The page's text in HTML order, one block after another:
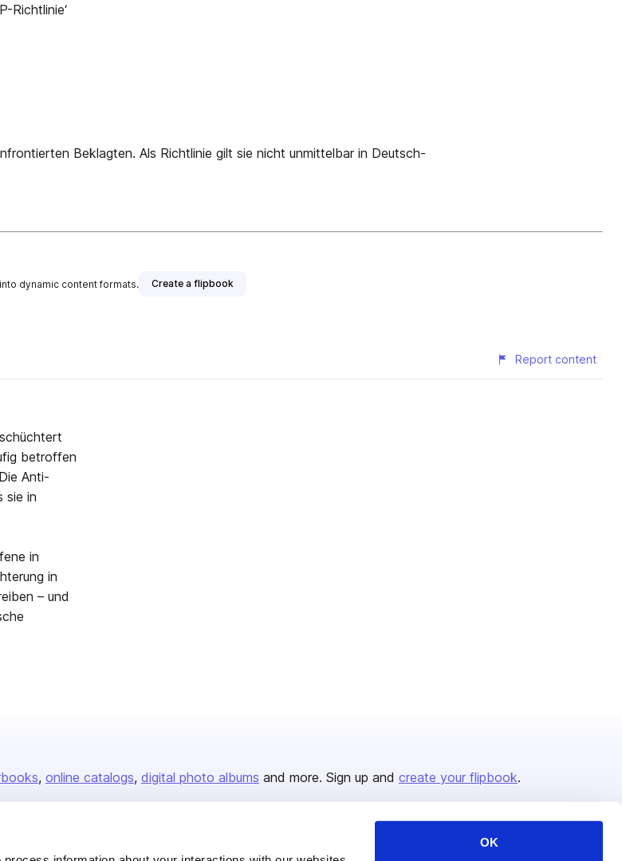
OK
Richtlinie‘
Beklagten. Als Richt­linie gilt sie nicht unmittelbar in Deutsch-
dynamic content formats. Create a flipbook
Report content
betroffen
Anti-
sie in
in
in
– und
online catalogs digital photo albums and more. Sign up and create your flipbook.
Company Issuu Platform